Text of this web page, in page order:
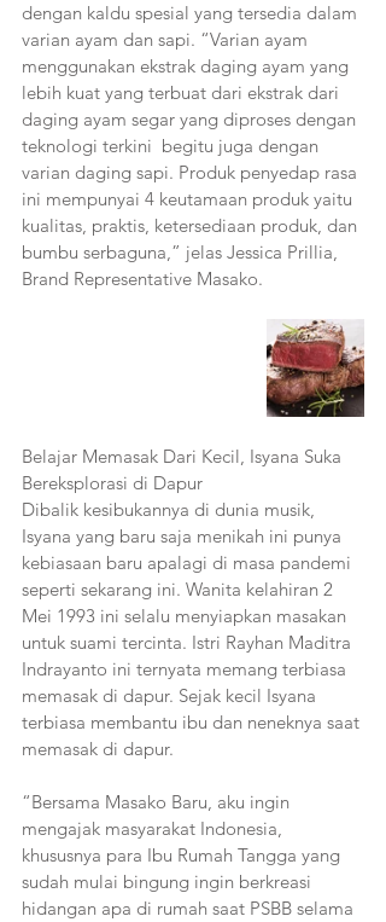
dengan kaldu spesial yang tersedia dalam
varian ayam dan sapi. “Varian ayam
menggunakan ekstrak daging ayam yang
lebih kuat yang terbuat dari ekstrak dari
daging ayam segar yang diproses dengan
teknologi terkini  begitu juga dengan
varian daging sapi. Produk penyedap rasa
ini mempunyai 4 keutamaan produk yaitu
kualitas, praktis, ketersediaan produk, dan
bumbu serbaguna,” jelas Jessica Prillia,
Brand Representative Masako.
Belajar Memasak Dari Kecil, Isyana Suka
Bereksplorasi di Dapur
Dibalik kesibukannya di dunia musik,
Isyana yang baru saja menikah ini punya
kebiasaan baru apalagi di masa pandemi
seperti sekarang ini. Wanita kelahiran 2
Mei 1993 ini selalu menyiapkan masakan
untuk suami tercinta. Istri Rayhan Maditra
Indrayanto ini ternyata memang terbiasa
memasak di dapur. Sejak kecil Isyana
terbiasa membantu ibu dan neneknya saat
memasak di dapur.
“Bersama Masako Baru, aku ingin
mengajak masyarakat Indonesia,
khususnya para Ibu Rumah Tangga yang
sudah mulai bingung ingin berkreasi
hidangan apa di rumah saat PSBB selama